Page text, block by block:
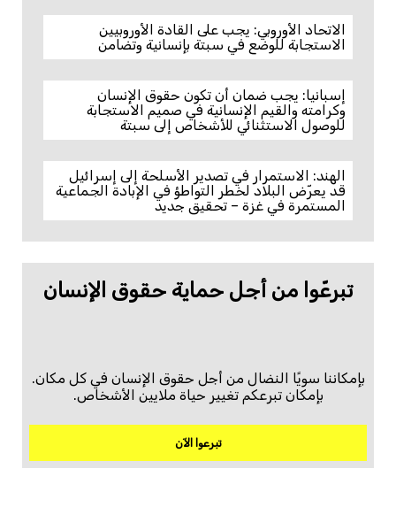
الاتحاد الأوروبي: يجب على القادة الأوروبيين
الاستجابة للوضع في سبتة بإنسانية وتضامن
إسبانيا: يجب ضمان أن تكون حقوق الإنسان
وكرامته والقيم الإنسانية في صميم الاستجابة
للوصول الاستثنائي للأشخاص إلى سبتة
الهند: الاستمرار في تصدير الأسلحة إلى إسرائيل
قد يعرّض البلاد لخطر التواطؤ في الإبادة الجماعية
المستمرة في غزة – تحقيق جديد
تبرعّوا من أجل حماية حقوق الإنسان
بإمكاننا سويًا النضال من أجل حقوق الإنسان في كل مكان.
بإمكان تبرعكم تغيير حياة ملايين الأشخاص.
تبرعوا الآن